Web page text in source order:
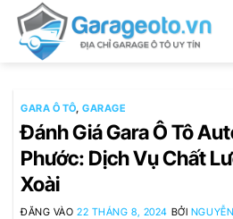
qua
GARA Ô TÔ,GARAGE
Đánh Giá Gara Ô Tô
Phước: Dịch Vụ Chất
Xoài
ĐĂNG VÀO22 THÁNG 8, 2024 BỞI